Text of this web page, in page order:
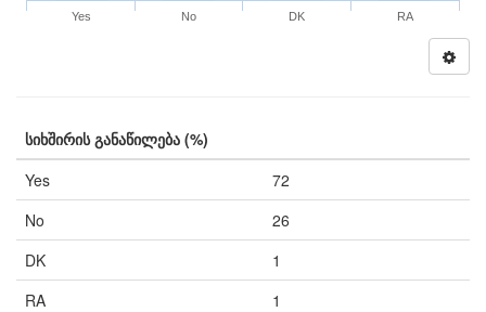
Yes No DK RA
სიხშირის განაწილება (%)
Yes
72
No
26
DK
1
RA
1